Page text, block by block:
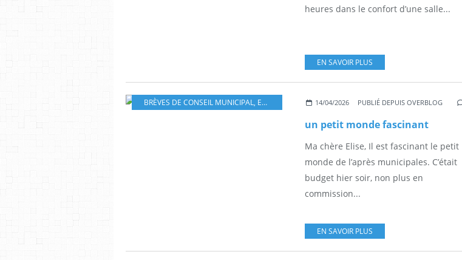
heures dans le confort d’une salle...
EN SAVOIR PLUS
BRÈVES DE CONSEIL MUNICIPAL, EN TOUTE MAUVAISE FOI ,LETTRES À ELISE
14/04/2026 PUBLIÉ DEPUIS OVERBLOG
un petit monde fascinant
Ma chère Elise, Il est fascinant le petit
monde de l’après municipales. C’était
budget hier soir, non plus en
commission...
EN SAVOIR PLUS